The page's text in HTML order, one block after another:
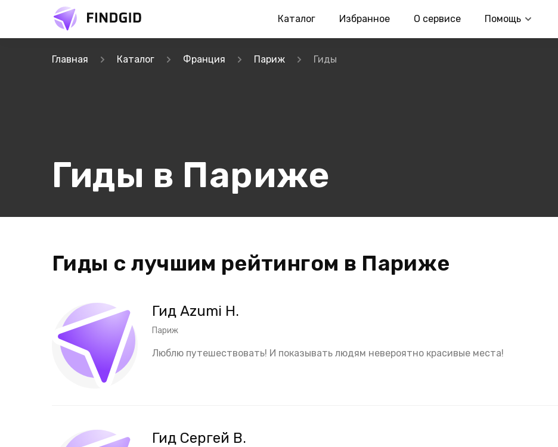
Каталог Избранное О сервисе Помощь
Главная Каталог Франция Париж Гиды
Гиды в Париже
Гиды с лучшим рейтингом в Париже
Гид Azumi H.
Париж
Люблю путешествовать! И показывать людям невероятно красивые места!
Гид Сергей В.